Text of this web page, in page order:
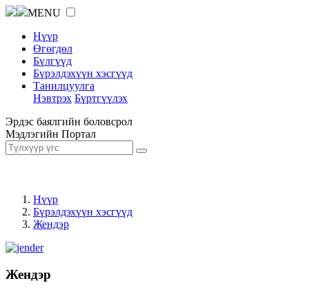
MENU
Нүүр
Өгөгдөл
Бүлгүүд
Бүрэлдэхүүн хэсгүүд
Танилцуулга
Нэвтрэх Бүртгүүлэх
Эрдэс баялгийн боловсрол
Мэдлэгийн Портал
Нүүр
Бүрэлдэхүүн хэсгүүд
Жендэр
Жендэр